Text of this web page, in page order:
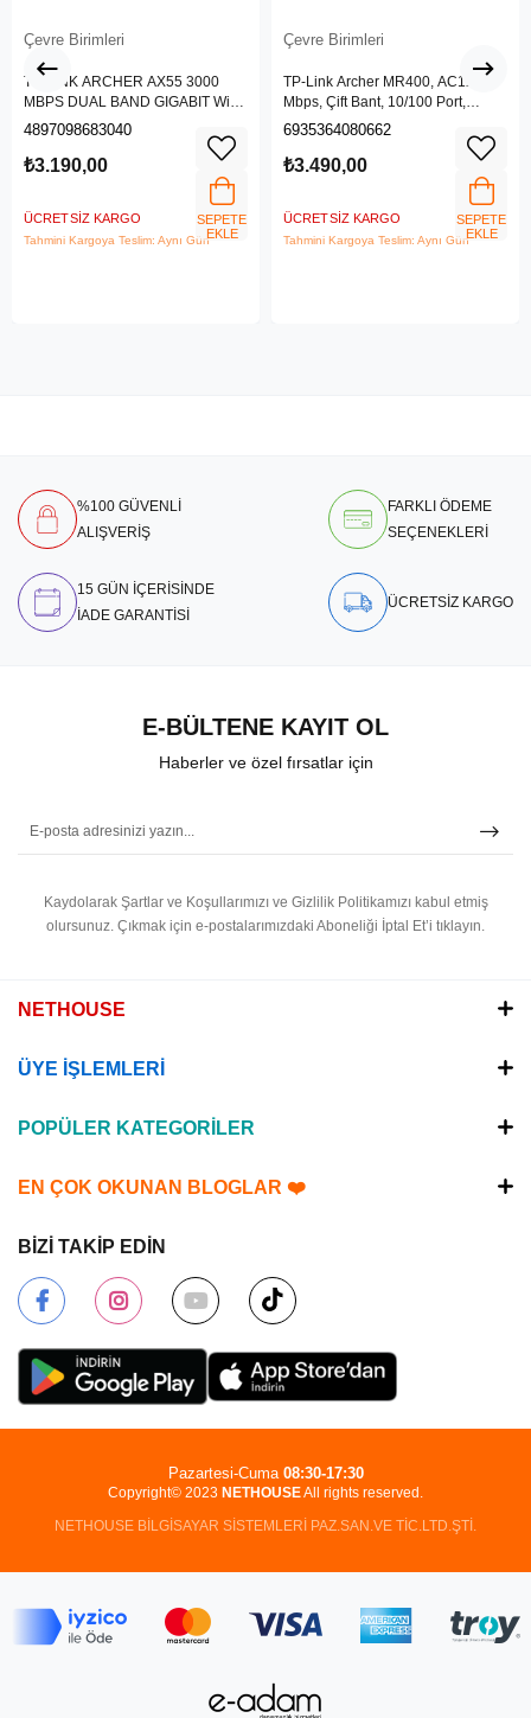
Çevre Birimleri
TP-LINK ARCHER AX55 3000
MBPS DUAL BAND GIGABIT Wi-Fi
6 ROUTER
4897098683040
₺3.190,00
ÜCRETSIZ KARGO
Tahmini Kargoya Teslim: Aynı Gün
SEPETE
EKLE
Çevre Birimleri
TP-Link Archer MR400, AC1200
Mbps, Çift Bant, 10/100 Port,
4G/3G SIM Yuvası, Kablosuz 4G
6935364080662
₺3.490,00
ÜCRETSIZ KARGO
Tahmini Kargoya Teslim: Aynı Gün
SEPETE
EKLE
%100 GÜVENLİ
ALIŞVERİŞ
FARKLI ÖDEME
SEÇENEKLERİ
15 GÜN İÇERİSİNDE
İADE GARANTİSİ
ÜCRETSİZ KARGO
E-BÜLTENE KAYIT OL
Haberler ve özel fırsatlar için
Kaydolarak Şartlar ve Koşullarımızı ve Gizlilik Politikamızı kabul etmiş
olursunuz. Çıkmak için e-postalarımızdaki Aboneliği İptal Et’i tıklayın.
NETHOUSE
ÜYE İŞLEMLERİ
POPÜLER KATEGORİLER
EN ÇOK OKUNAN BLOGLAR ❤️
BİZİ TAKİP EDİN
Copyright© 2023 NETHOUSEAll rights reserved.
NETHOUSE BİLGİSAYAR SİSTEMLERİ PAZ.SAN.VE TİC.LTD.ŞTİ.
Pazartesi-Cuma 08:30-17:30